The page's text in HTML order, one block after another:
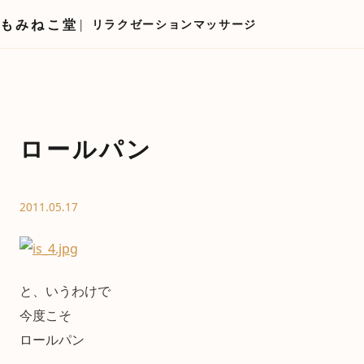
もみねこ堂 リラクゼーションマッサージ
ロールパン
2011.05.17
と、いうわけで
今度こそ
ロールパン